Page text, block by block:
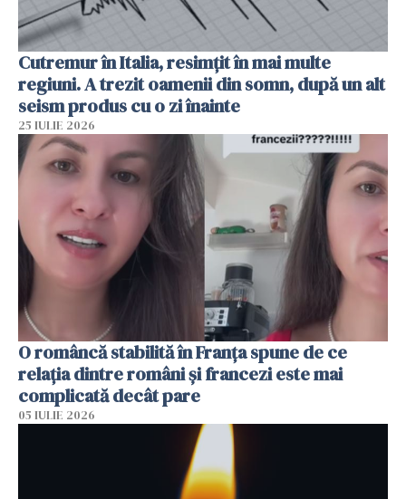
Cutremur în Italia, resimțit în mai multe
regiuni. A trezit oamenii din somn, după un alt
seism produs cu o zi înainte
25 IULIE 2026
O româncă stabilită în Franța spune de ce
relația dintre români și francezi este mai
complicată decât pare
05 IULIE 2026